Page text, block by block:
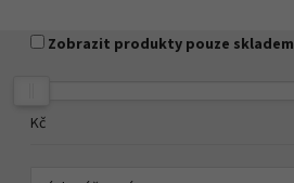
Zobrazit produkty pouze skladem
Kč